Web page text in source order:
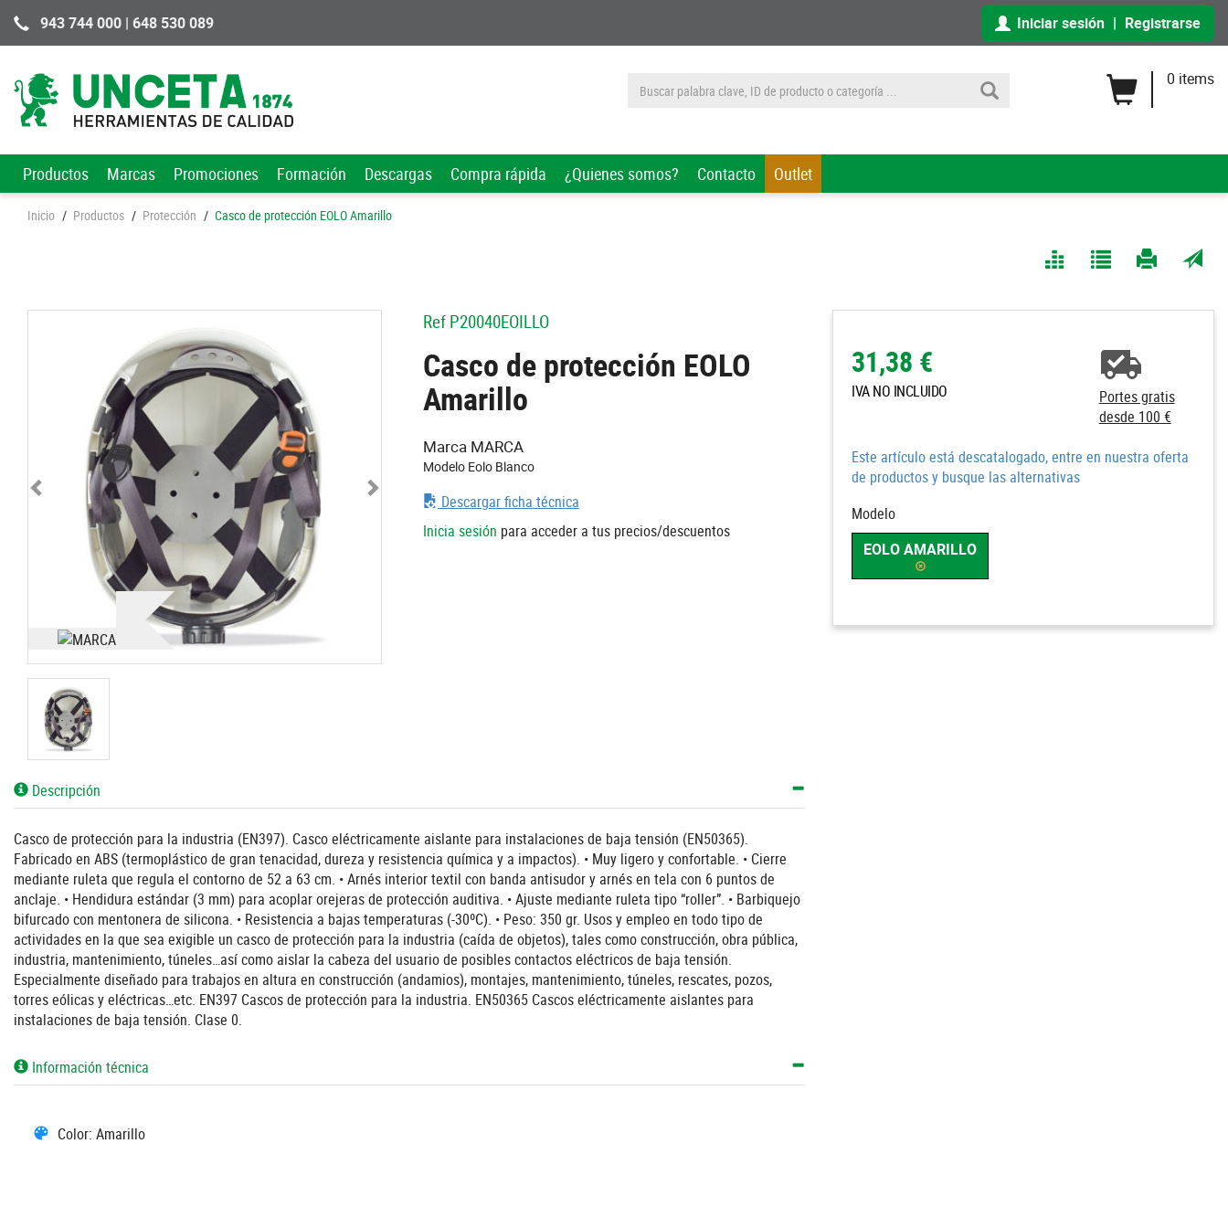
943 744 000 | 648 530 089 Iniciar sesión | Registrarse
0 items
Productos Marcas Promociones Formación Descargas Compra rápida ¿Quienes somos? Contacto Outlet
Inicio / Productos / Protección / Casco de protección EOLO Amarillo
RefP20040EOILLO
Casco de protección EOLO
Amarillo
31,38 €
IVA NO INCLUIDO
Portes gratis
desde 100 €
Este artículo está descatalogado, entre en nuestra oferta
de productos y busque las alternativas
Modelo
EOLO AMARILLO
Marca MARCA
Modelo Eolo Blanco
Descargar ficha técnica
Inicia sesión para acceder a tus precios/descuentos
Descripción
Casco de protección para la industria (EN397). Casco eléctricamente aislante para instalaciones de baja tensión (EN50365).
Fabricado en ABS (termoplástico de gran tenacidad, dureza y resistencia química y a impactos). • Muy ligero y confortable. • Cierre
mediante ruleta que regula el contorno de 52 a 63 cm. • Arnés interior textil con banda antisudor y arnés en tela con 6 puntos de
anclaje. • Hendidura estándar (3 mm) para acoplar orejeras de protección auditiva. • Ajuste mediante ruleta tipo “roller”. • Barbiquejo
bifurcado con mentonera de silicona. • Resistencia a bajas temperaturas (-30ºC). • Peso: 350 gr. Usos y empleo en todo tipo de
actividades en la que sea exigible un casco de protección para la industria (caída de objetos), tales como construcción, obra pública,
industria, mantenimiento, túneles…así como aislar la cabeza del usuario de posibles contactos eléctricos de baja tensión.
Especialmente diseñado para trabajos en altura en construcción (andamios), montajes, mantenimiento, túneles, rescates, pozos,
torres eólicas y eléctricas…etc. EN397 Cascos de protección para la industria. EN50365 Cascos eléctricamente aislantes para
instalaciones de baja tensión. Clase 0.
Información técnica
Color: Amarillo